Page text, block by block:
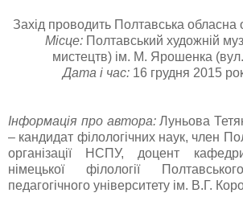
Захід проводить Полтавська обласна
Місце: Полтавський художній
мистецтв) ім. М. Ярошенка
Дата і час: 16 грудня 2015
Інформація про автора:Луньова
– кандидат філологічних наук, член
організації НСПУ, доцент
німецької філології
педагогічного університету ім. В.Г.